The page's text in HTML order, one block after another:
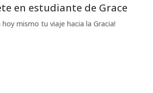
en estudiante de Grace
hoy mismo tu viaje hacia la Gracia!